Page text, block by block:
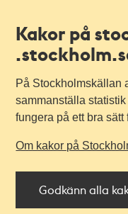
Kakor på
På Stockholmskällan
sammanställa
fungera på ett bra sätt
Om kakor på
Godkänn alla